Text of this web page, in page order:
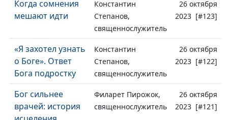
Когда сомнения
мешают идти
Константин
Степанов,
священнослужитель
26 октября
2023 [#123]
«Я захотел узнать
о Боге». Ответ
Бога подростку
Константин
Степанов,
священнослужитель
26 октября
2023 [#122]
Бог сильнее
врачей: история
Филарет Пирожок,
священнослужитель
26 октября
2023 [#121]